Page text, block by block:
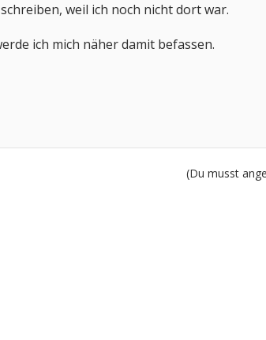
weil ich noch nicht dort war.
ich mich näher damit befassen.
(Du musst